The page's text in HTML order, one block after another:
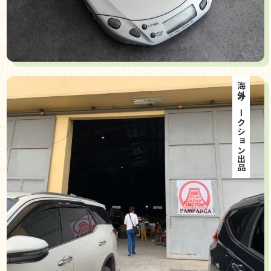
海外オークション出品